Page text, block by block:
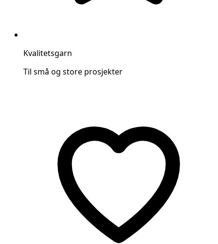
Kvalitetsgarn
Til små og store prosjekter